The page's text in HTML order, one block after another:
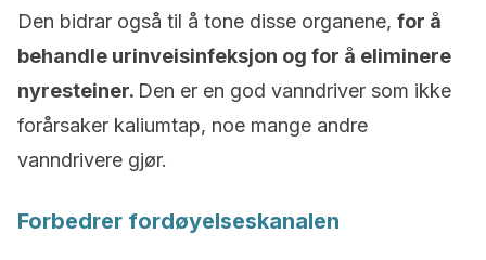
Den bidrar også til å tone disse organene, for å
behandle urinveisinfeksjon og for å eliminere
nyresteiner. Den er en god vanndriver som ikke
forårsaker kaliumtap, noe mange andre
vanndrivere gjør.
Forbedrer fordøyelseskanalen